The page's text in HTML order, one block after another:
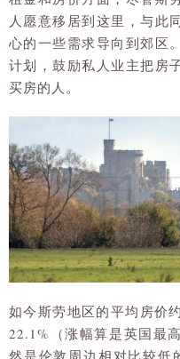
人愿意移居到这里，与此
心的一些需求导向到郊区
计划，鼓励私人业主把房
买房的人。
如今斯劳地区的平均房价
22.1%（涨幅算是英国最